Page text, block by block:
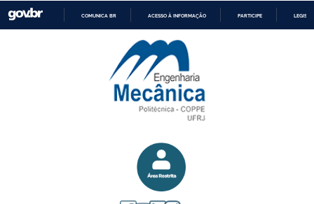
PARA
CONTEÚDO
COMUNICA BR ACESSO À INFORMAÇÃO PARTICIPE